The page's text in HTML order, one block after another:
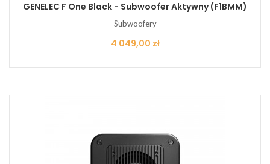
GENELEC F One Black - Subwoofer Aktywny (F1BMM)
Subwoofery
Cena
4 049,00 zł